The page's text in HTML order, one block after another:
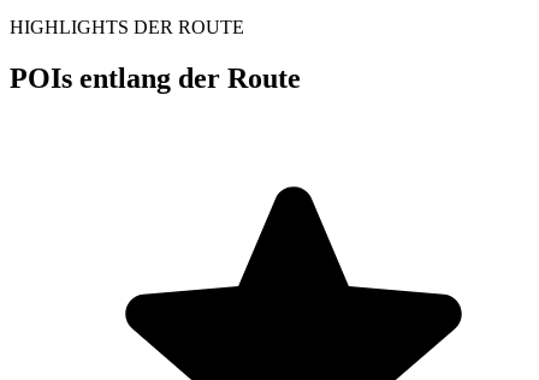
HIGHLIGHTS DER ROUTE
POIs entlang der Route